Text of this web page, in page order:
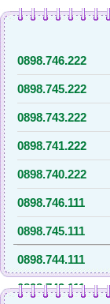
0898.746.222
0898.745.222
0898.743.222
0898.741.222
0898.740.222
0898.746.111
0898.745.111
0898.744.111
0898.743.111